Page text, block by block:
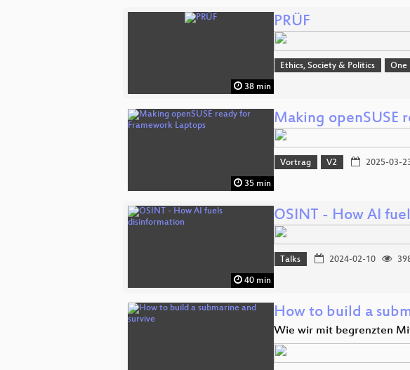
38 min
PRÜF
Ethics, Society & Politics One
35 min
Making openSUSE
Vortrag V2 2025-03-
40 min
OSINT - How AI
Talks 2024-02-10
How to build a
Wie wir mit begrenzten